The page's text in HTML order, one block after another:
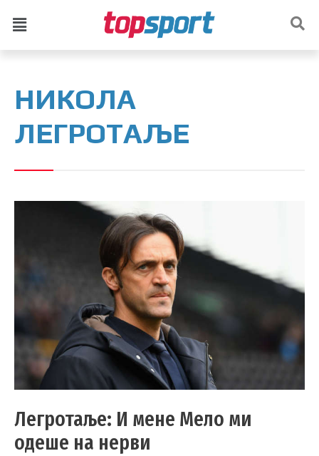
НИКОЛА
ЛЕГРОТАЉЕ
Легротаље: И мене Мело ми
одеше на нерви